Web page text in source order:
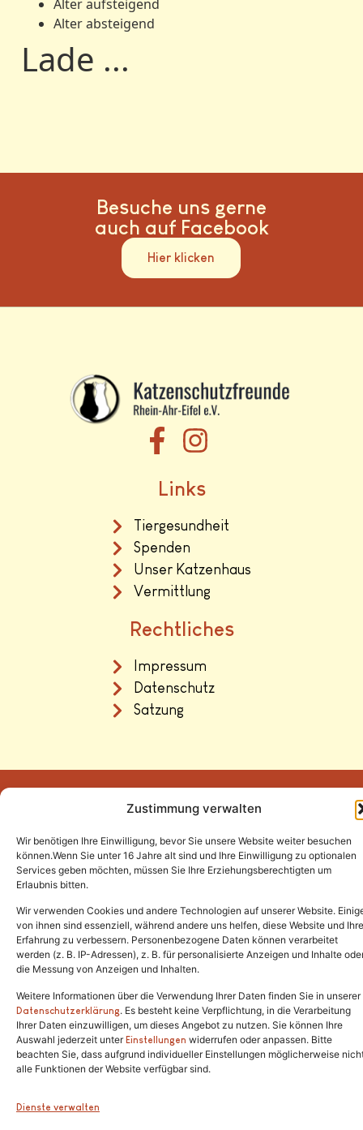
Zustimmung verwalten
Wir benötigen Ihre Einwilligung, bevor Sie unsere Website weiter besuchen
können.Wenn Sie unter 16 Jahre alt sind und Ihre Einwilligung zu optionalen
Services geben möchten, müssen Sie Ihre Erziehungsberechtigten um
Erlaubnis bitten.
Wir verwenden Cookies und andere Technologien auf unserer Website.
von ihnen sind essenziell, während andere uns helfen, diese Website und Ihre
Erfahrung zu verbessern. Personenbezogene Daten können verarbeitet
werden (z. B. IP-Adressen), z. B. für personalisierte Anzeigen und Inhalte
die Messung von Anzeigen und Inhalten.
Weitere Informationen über die Verwendung Ihrer Daten finden Sie in unserer
Datenschutzerklärung. Es besteht keine Verpflichtung, in die Verarbeitung
Ihrer Daten einzuwilligen, um dieses Angebot zu nutzen. Sie können Ihre
Auswahl jederzeit unterEinstellungen widerrufen oder anpassen. Bitte
beachten Sie, dass aufgrund individueller Einstellungen möglicherweise
alle Funktionen der Website verfügbar sind.
Dienste verwalten
Alter aufsteigend
Alter absteigend
Lade ...
Besuche uns gerne
auch auf Facebook
Hier klicken
Links
Tiergesundheit
Spenden
Unser Katzenhaus
Vermittlung
Rechtliches
Impressum
Datenschutz
Satzung
Copyright © 2024. Alle Rechte vorbehalten.
Tel.:(02646) 915928
info@katzenschutzfreunde.de
Im Brandenfeld 22
53426 Schalkenbach